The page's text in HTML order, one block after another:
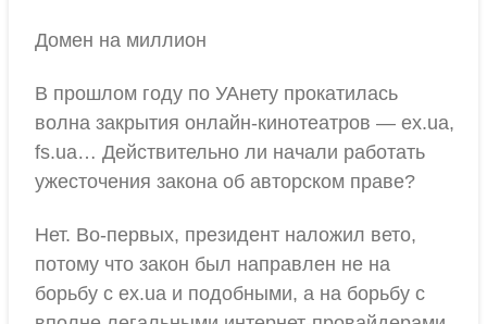
Домен на миллион
В прошлом году по УАнету прокатилась
волна закрытия онлайн-кинотеатров — ex.ua,
fs.ua… Действительно ли начали работать
ужесточения закона об авторском праве?
Нет. Во-первых, президент наложил вето,
потому что закон был направлен не на
борьбу с ex.ua и подобными, а на борьбу с